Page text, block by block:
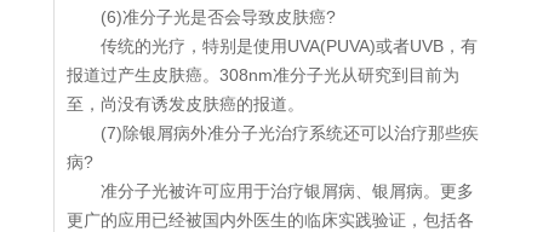
(6)准分子光是否会导致皮肤癌?
传统的光疗，特别是使用UVA(PUVA)或者UVB，有
报道过产生皮肤癌。308nm准分子光从研究到目前为
至，尚没有诱发皮肤癌的报道。
(7)除银屑病外准分子光治疗系统还可以治疗那些疾
病?
准分子光被许可应用于治疗银屑病、银屑病。更多
更广的应用已经被国内外医生的临床实践验证，包括各